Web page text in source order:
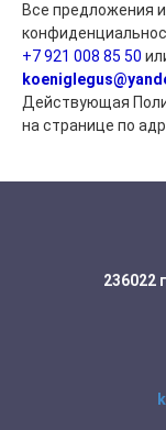
Все предложения
+7 921 008 85 50
Действующая
на странице по
236022